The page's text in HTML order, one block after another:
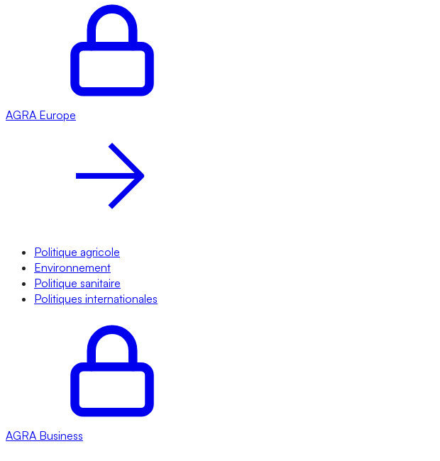
AGRA Europe
Politique agricole
Environnement
Politique sanitaire
Politiques internationales
AGRA Business